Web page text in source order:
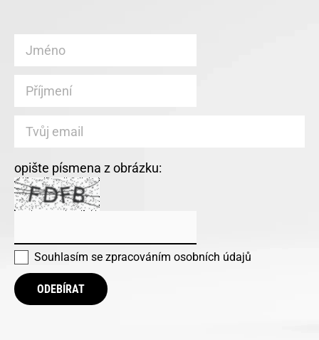
opište písmena z obrázku:
Souhlasím se zpracováním osobních údajů
ODEBÍRAT